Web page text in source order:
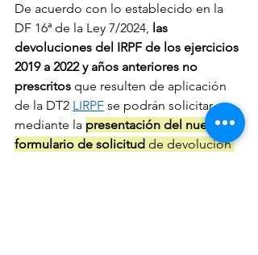
De acuerdo con lo establecido en la
DF 16ª de la Ley 7/2024, las
devoluciones del IRPF de los ejercicios
2019 a 2022 y años anteriores no
prescritos que resulten de aplicación
de la DT2 LIRPF se podrán solicitar
mediante la presentación del nuevo
formulario de solicitud de devolución